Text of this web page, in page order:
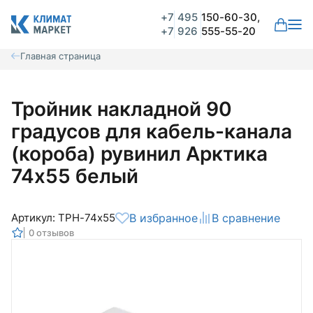
+7 495 150-60-30,
+7 926 555-55-20
Главная страница
Тройник накладной 90
градусов для кабель-канала
(короба) рувинил Арктика
74х55 белый
Артикул: ТРН-74х55 В избранное В сравнение
0 отзывов